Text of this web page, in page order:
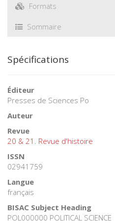
Formats
Sommaire
Spécifications
Éditeur
Presses de Sciences Po
Auteur
Revue
20 & 21. Revue d'histoire
ISSN
02941759
Langue
français
BISAC Subject Heading
POL000000 POLITICAL SCIENCE